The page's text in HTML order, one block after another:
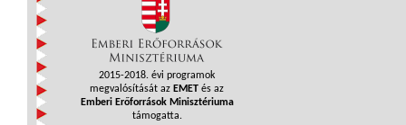
2015-2018. évi programok
megvalósítását az EMET és az
Emberi Erőforrások Minisztériuma
támogatta.